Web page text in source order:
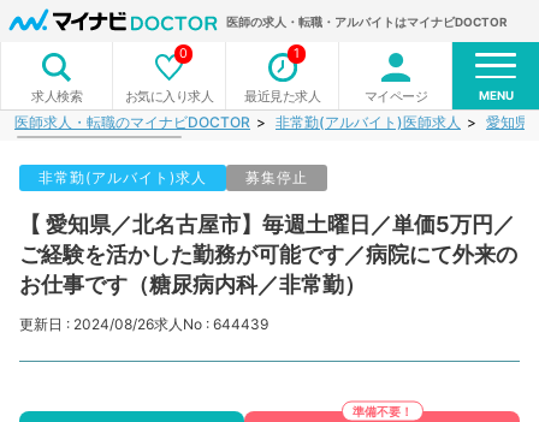
医師の求人・転職・アルバイトはマイナビDOCTOR
求人検索 お気に入り求人
0
最近見た求人
1
マイページ MENU
医師求人・転職のマイナビDOCTOR 非常勤(アルバイト)医師求人 愛知県
非常勤(アルバイト)求人 募集停止
【 愛知県／北名古屋市】毎週土曜日／単価5万円／
ご経験を活かした勤務が可能です／病院にて外来の
お仕事です（糖尿病内科／非常勤）
更新日 : 2024/08/26求人No : 644439